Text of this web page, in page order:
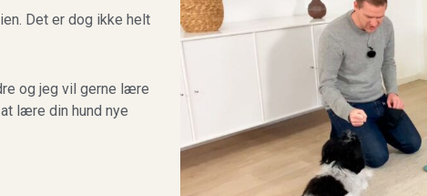
Det er dog ikke helt
og jeg vil gerne lære
lære din hund nye